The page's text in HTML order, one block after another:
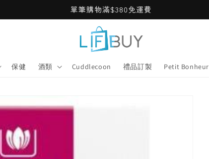
單筆購物滿$380免運費
保健 酒類 Cuddlecoon 禮品訂製 Petit Bonheur